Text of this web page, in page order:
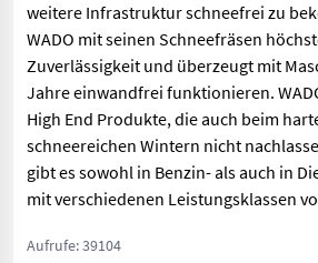
weitere Infrastruktur schneefrei zu
WADO mit seinen Schneefräsen
Zuverlässigkeit und überzeugt mit
Jahre einwandfrei funktionieren.
High End Produkte, die auch beim
schneereichen Wintern nicht
gibt es sowohl in Benzin- als auch in
mit verschiedenen Leistungsklassen
Aufrufe: 39104